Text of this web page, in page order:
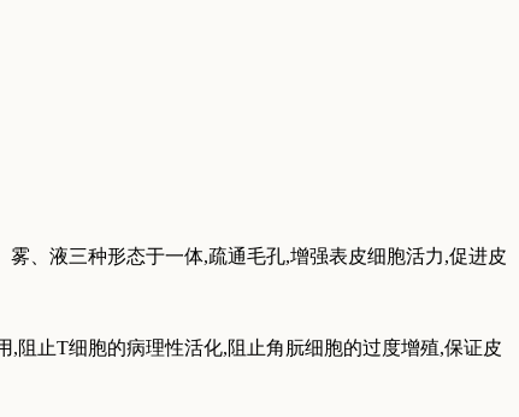
、液三种形态于一体,疏通毛孔,增强表皮细胞活力,促进皮
止T细胞的病理性活化,阻止角朊细胞的过度增殖,保证皮